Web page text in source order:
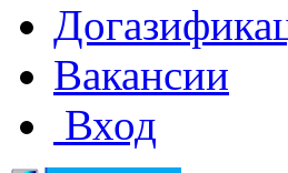
Вакансии
Вход